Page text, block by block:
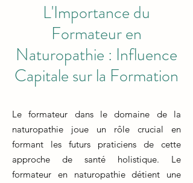
L'Importance du
Formateur en
Naturopathie : Influence
Capitale sur la Formation
Le formateur dans le domaine de la
naturopathie joue un rôle crucial en
formant les futurs praticiens de cette
approche de santé holistique. Le
formateur en naturopathie détient une